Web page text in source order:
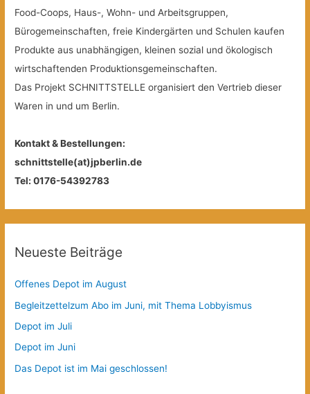
Food-Coops, Haus-, Wohn- und Arbeitsgruppen,
Bürogemeinschaften, freie Kindergärten und Schulen kaufen
Produkte aus unabhängigen, kleinen sozial und ökologisch
wirtschaftenden Produktionsgemeinschaften.
Das Projekt SCHNITTSTELLE organisiert den Vertrieb dieser
Waren in und um Berlin.
Kontakt & Bestellungen:
schnittstelle(at)jpberlin.de
Tel: 0176-54392783
Neueste Beiträge
Offenes Depot im August
Begleitzettelzum Abo im Juni, mit Thema Lobbyismus
Depot im Juli
Depot im Juni
Das Depot ist im Mai geschlossen!